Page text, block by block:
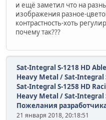
и ещё заметил что на
изображения разное-
контрастность-хоть
почему так???
Sat-Integral S-1218 HD
Heavy Metal / Sat-Integral
Sat-Integral S-1258 HD
Heavy Metal / Sat-Integral
Пожелания
21 января 2018, 20:18:51